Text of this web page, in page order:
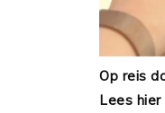
Op reis
Lees